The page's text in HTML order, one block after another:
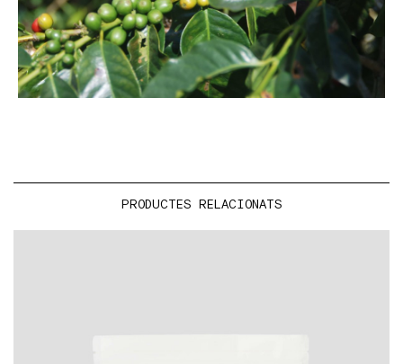
PRODUCTES RELACIONATS